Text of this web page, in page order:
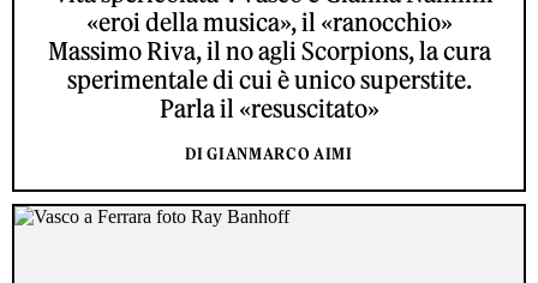
«eroi della musica», il «ranocchio»
Massimo Riva, il no agli Scorpions, la cura
sperimentale di cui è unico superstite.
Parla il «resuscitato»
DI GIANMARCO AIMI